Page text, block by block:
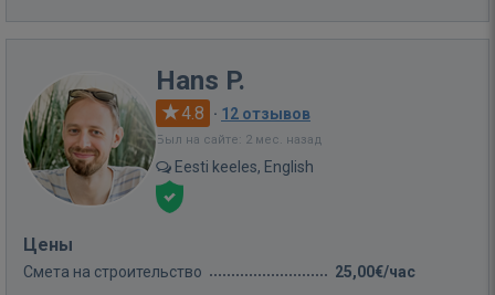
Hans P.
4.8 · 12 отзывов
Был на сайте: 2 мес. назад
Eesti keeles, English
Цены
Смета на строительство 25,00€/час